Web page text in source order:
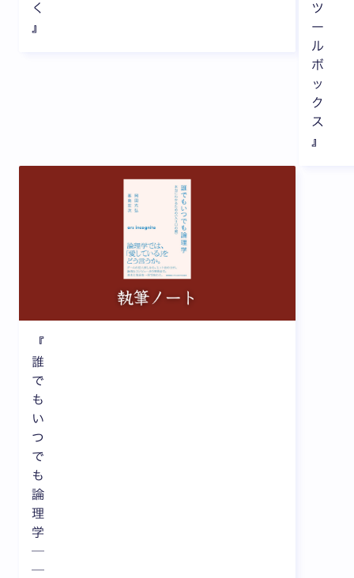
く
』
『
誰
で
も
い
つ
で
も
論
理
学
─
─
ツ
ー
ル
ボ
ッ
ク
ス
』